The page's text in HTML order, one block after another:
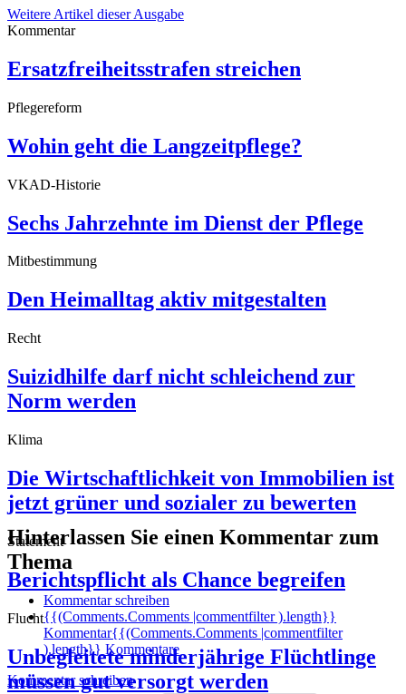
Weitere Artikel dieser Ausgabe
Kommentar
Ersatzfreiheitsstrafen streichen
Pflegereform
Wohin geht die Langzeitpflege?
VKAD-Historie
Sechs Jahrzehnte im Dienst der Pflege
Mitbestimmung
Den Heimalltag aktiv mitgestalten
Recht
Suizidhilfe darf nicht schleichend zur
Norm werden
Klima
Die Wirtschaftlichkeit von Immobilien ist
jetzt grüner und sozialer zu bewerten
Statement
Berichtspflicht als Chance begreifen
Flucht
Unbegleitete minderjährige Flüchtlinge
müssen gut versorgt werden
Hinterlassen Sie einen Kommentar zum
Thema
Kommentar schreiben
{{(Comments.Comments |commentfilter ).length}}
Kommentar{{(Comments.Comments |commentfilter
).length}} Kommentare
Kommentar schreiben